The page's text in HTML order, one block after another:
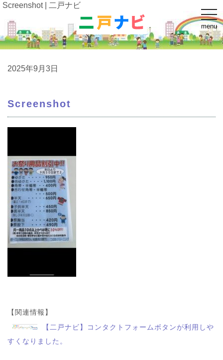
t
o
g
g
l
e
o
menu
Screenshot | 二戸ナビ
2025年9月3日
Screenshot
【関連情報】
【二戸ナビ】コンタクトフォームボタンが利用しや
すくなりました。